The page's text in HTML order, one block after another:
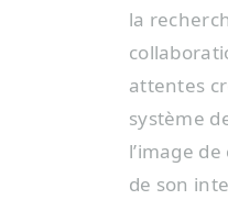
la
attentes
système
l’image
de son